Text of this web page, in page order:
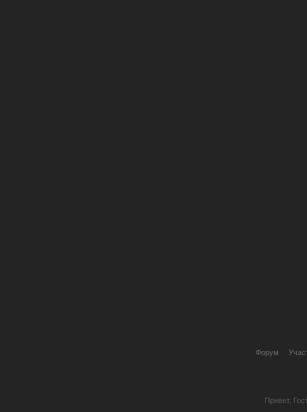
Форум
Привет,